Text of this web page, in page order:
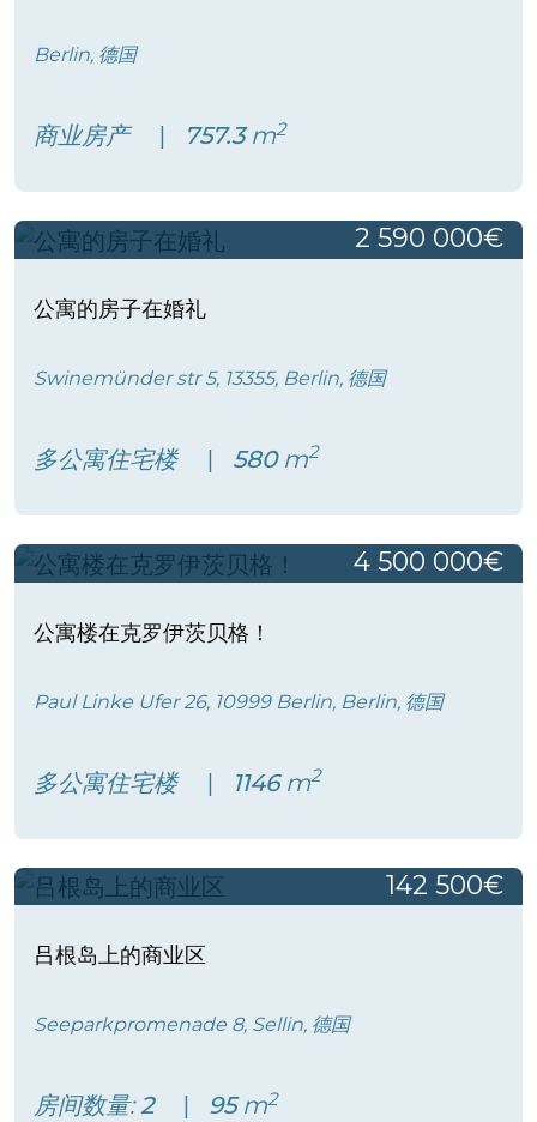
Berlin, 德国
商业房产 757.3m2
2 590 000€
公寓的房子在婚礼
Swinemünder str 5, 13355, Berlin, 德国
多公寓住宅楼 580m2
4 500 000€
公寓楼在克罗伊茨贝格！
Paul Linke Ufer 26, 10999 Berlin, Berlin, 德国
多公寓住宅楼 1146m2
142 500€
吕根岛上的商业区
Seeparkpromenade 8, Sellin, 德国
房间数量:2 95m2